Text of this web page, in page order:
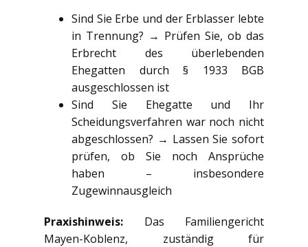
Sind Sie Erbe und der Erblasser lebte
in Trennung? → Prüfen Sie, ob das
Erbrecht des überlebenden
Ehegatten durch § 1933 BGB
ausgeschlossen ist
Sind Sie Ehegatte und Ihr
Scheidungsverfahren war noch nicht
abgeschlossen? → Lassen Sie sofort
prüfen, ob Sie noch Ansprüche
haben – insbesondere
Zugewinnausgleich
Praxishinweis: Das Familiengericht
Mayen-Koblenz, zuständig für